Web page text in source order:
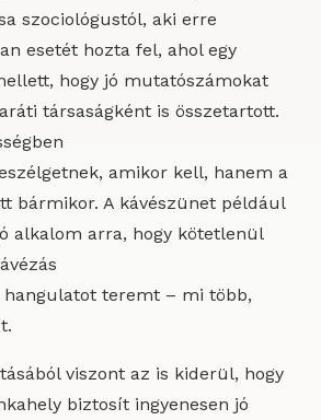
szociológustól, aki erre
esetét hozta fel, ahol egy
hogy jó mutatószámokat
társaságként is összetartott.
amikor kell, hanem a
bármikor. A kávészünet például
alkalom arra, hogy kötetlenül
hangulatot teremt – mi több,
viszont az is kiderül, hogy
biztosít ingyenesen jó